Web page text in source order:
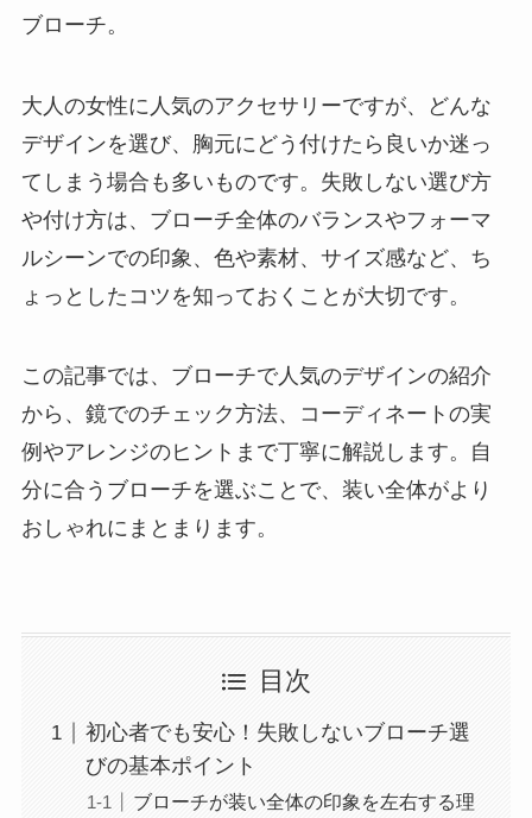
ブローチ。
大人の女性に人気のアクセサリーですが、どんな
デザインを選び、胸元にどう付けたら良いか迷っ
てしまう場合も多いものです。失敗しない選び方
や付け方は、ブローチ全体のバランスやフォーマ
ルシーンでの印象、色や素材、サイズ感など、ち
ょっとしたコツを知っておくことが大切です。
この記事では、ブローチで人気のデザインの紹介
から、鏡でのチェック方法、コーディネートの実
例やアレンジのヒントまで丁寧に解説します。自
分に合うブローチを選ぶことで、装い全体がより
おしゃれにまとまります。
目次
初心者でも安心！失敗しないブローチ選
びの基本ポイント
ブローチが装い全体の印象を左右する理